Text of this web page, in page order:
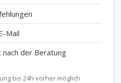
Mail
nach der Beratung
bis 24h vorher möglich